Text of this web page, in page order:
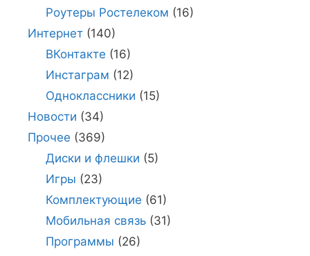
Роутеры Ростелеком (16)
Интернет (140)
ВКонтакте (16)
Инстаграм (12)
Одноклассники (15)
Новости (34)
Прочее (369)
Диски и флешки (5)
Игры (23)
Комплектующие (61)
Мобильная связь(31)
Программы (26)